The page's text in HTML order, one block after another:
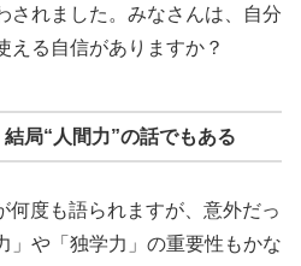
されました。みなさんは、自分
える自信がありますか？
局“人間力”の話でもある
何度も語られますが、意外だっ
」や「独学力」の重要性もかな